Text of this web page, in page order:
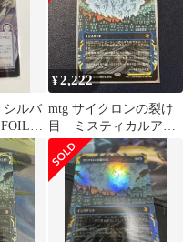
ルバ
FOIL
目
¥2,222
mtg サイクロンの裂け
目 ミスティカルアー
カイブ 日本